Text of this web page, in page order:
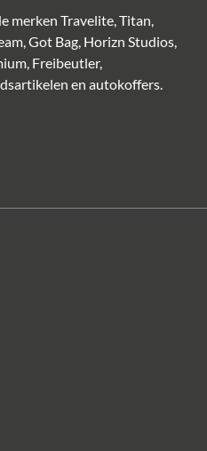
merken Travelite, Titan,
Got Bag, Horizn Studios,
Freibeutler,
en autokoffers.